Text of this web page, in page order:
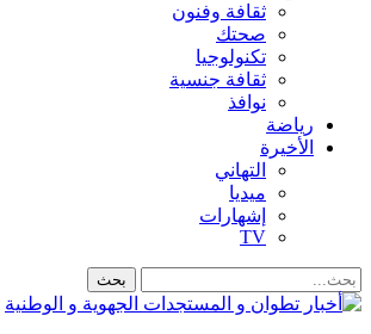
ثقافة وفنون
صحتك
تكنولوجيا
ثقافة جنسية
نوافذ
رياضة
الأخيرة
التهاني
ميديا
إشهارات
TV